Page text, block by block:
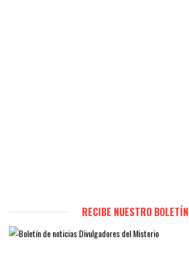
RECIBE NUESTRO BOLETÍN